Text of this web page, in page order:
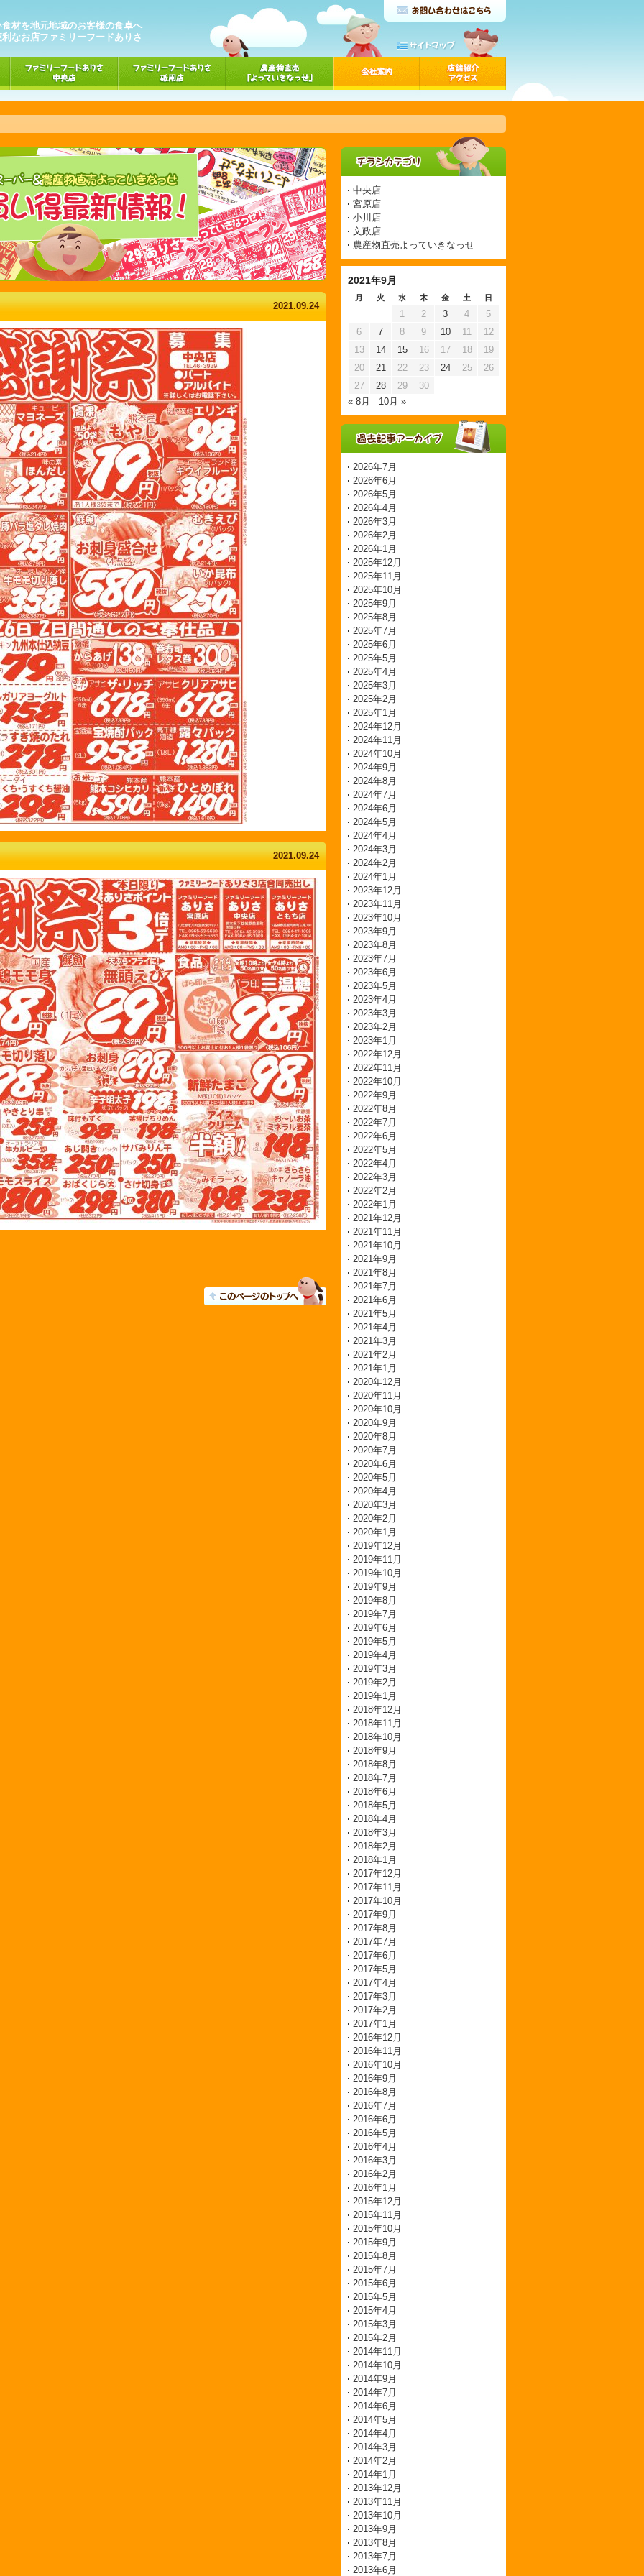
材を地元地域のお客様の食卓へ
なお店ファミリーフードありさ
2021.09.24
2021.09.24
中央店
宮原店
小川店
文政店
農産物直売よっていきなっせ
2021年9月
月 火 水 木 金 土 日
1 2 3 4
5
6
7 8 9 10 11
12
13
14 15 16 17 18
19
20
21 22 23 24 25
26
27
28 29
30
« 8月
10月 »
2026年7月
2026年6月
2026年5月
2026年4月
2026年3月
2026年2月
2026年1月
2025年12月
2025年11月
2025年10月
2025年9月
2025年8月
2025年7月
2025年6月
2025年5月
2025年4月
2025年3月
2025年2月
2025年1月
2024年12月
2024年11月
2024年10月
2024年9月
2024年8月
2024年7月
2024年6月
2024年5月
2024年4月
2024年3月
2024年2月
2024年1月
2023年12月
2023年11月
2023年10月
2023年9月
2023年8月
2023年7月
2023年6月
2023年5月
2023年4月
2023年3月
2023年2月
2023年1月
2022年12月
2022年11月
2022年10月
2022年9月
2022年8月
2022年7月
2022年6月
2022年5月
2022年4月
2022年3月
2022年2月
2022年1月
2021年12月
2021年11月
2021年10月
2021年9月
2021年8月
2021年7月
2021年6月
2021年5月
2021年4月
2021年3月
2021年2月
2021年1月
2020年12月
2020年11月
2020年10月
2020年9月
2020年8月
2020年7月
2020年6月
2020年5月
2020年4月
2020年3月
2020年2月
2020年1月
2019年12月
2019年11月
2019年10月
2019年9月
2019年8月
2019年7月
2019年6月
2019年5月
2019年4月
2019年3月
2019年2月
2019年1月
2018年12月
2018年11月
2018年10月
2018年9月
2018年8月
2018年7月
2018年6月
2018年5月
2018年4月
2018年3月
2018年2月
2018年1月
2017年12月
2017年11月
2017年10月
2017年9月
2017年8月
2017年7月
2017年6月
2017年5月
2017年4月
2017年3月
2017年2月
2017年1月
2016年12月
2016年11月
2016年10月
2016年9月
2016年8月
2016年7月
2016年6月
2016年5月
2016年4月
2016年3月
2016年2月
2016年1月
2015年12月
2015年11月
2015年10月
2015年9月
2015年8月
2015年7月
2015年6月
2015年5月
2015年4月
2015年3月
2015年2月
2014年11月
2014年10月
2014年9月
2014年7月
2014年6月
2014年5月
2014年4月
2014年3月
2014年2月
2014年1月
2013年12月
2013年11月
2013年10月
2013年9月
2013年8月
2013年7月
2013年6月